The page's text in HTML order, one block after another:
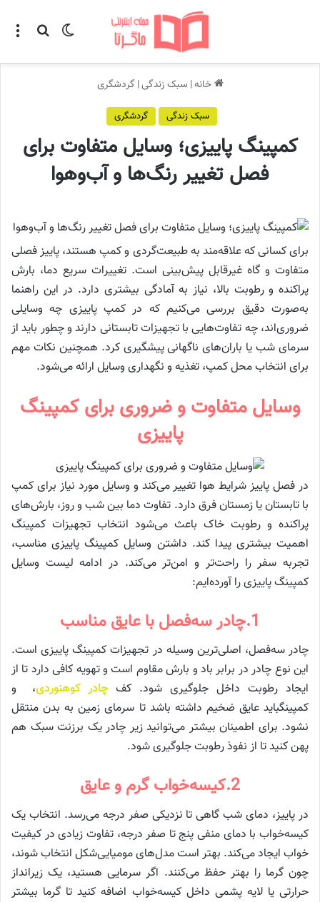
تغییر پوسته
خانه| سبک زندگی| گردشگری
سبک زندگی گردشگری
کمپینگ پاییزی؛ وسایل متفاوت برای
فصل تغییر رنگ‌ها و آب‌وهوا
برای کسانی که علاقه‌مند به طبیعت‌گردی و کمپ هستند، پاییز فصلی
متفاوت و گاه غیرقابل پیش‌بینی است. تغییرات سریع دما، بارش
پراکنده و رطوبت بالا، نیاز به آمادگی بیشتری دارد. در این راهنما
به‌صورت دقیق بررسی می‌کنیم که در کمپ پاییزی چه وسایلی
ضروری‌اند، چه تفاوت‌هایی با تجهیزات تابستانی دارند و چطور باید از
سرمای شب یا باران‌های ناگهانی پیشگیری کرد. همچنین نکات مهم
برای انتخاب محل کمپ، تغذیه و نگهداری وسایل ارائه می‌شود.
وسایل متفاوت و ضروری برای کمپینگ
پاییزی
در فصل پاییز شرایط هوا تغییر می‌کند و وسایل مورد نیاز برای کمپ
با تابستان یا زمستان فرق دارد. تفاوت دما بین شب و روز، بارش‌های
پراکنده و رطوبت خاک باعث می‌شود انتخاب تجهیزات کمپینگ
اهمیت بیشتری پیدا کند. داشتن وسایل کمپینگ پاییزی مناسب،
تجربه سفر را راحت‌تر و امن‌تر می‌کند. در ادامه لیست وسایل
کمپینگ پاییزی را آورده‌ایم:
1.چادر سه‌فصل با عایق مناسب
چادر سه‌فصل، اصلی‌ترین وسیله در تجهیزات کمپینگ پاییزی است.
این نوع چادر در برابر باد و بارش مقاوم است و تهویه کافی دارد تا از
ایجاد رطوبت داخل جلوگیری شود. کفچادر کوهنوردی، و
کمپینگباید عایق ضخیم داشته باشد تا سرمای زمین به بدن منتقل
نشود. برای اطمینان بیشتر می‌توانید زیر چادر یک برزنت سبک هم
پهن کنید تا از نفوذ رطوبت جلوگیری شود.
2.کیسه‌خواب گرم و عایق
در پاییز، دمای شب گاهی تا نزدیکی صفر درجه می‌رسد. انتخاب یک
کیسه‌خواب با دمای منفی پنج تا صفر درجه، تفاوت زیادی در کیفیت
خواب ایجاد می‌کند. بهتر است مدل‌های مومیایی‌شکل انتخاب شوند،
چون گرما را بهتر حفظ می‌کنند. اگر سرمایی هستید، یک زیرانداز
حرارتی یا لایه پشمی داخل کیسه‌خواب اضافه کنید تا گرما بیشتر